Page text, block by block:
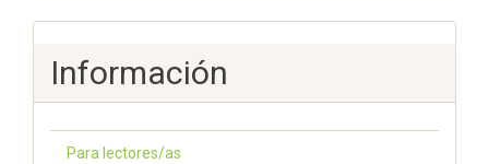
Información
Para lectores/as